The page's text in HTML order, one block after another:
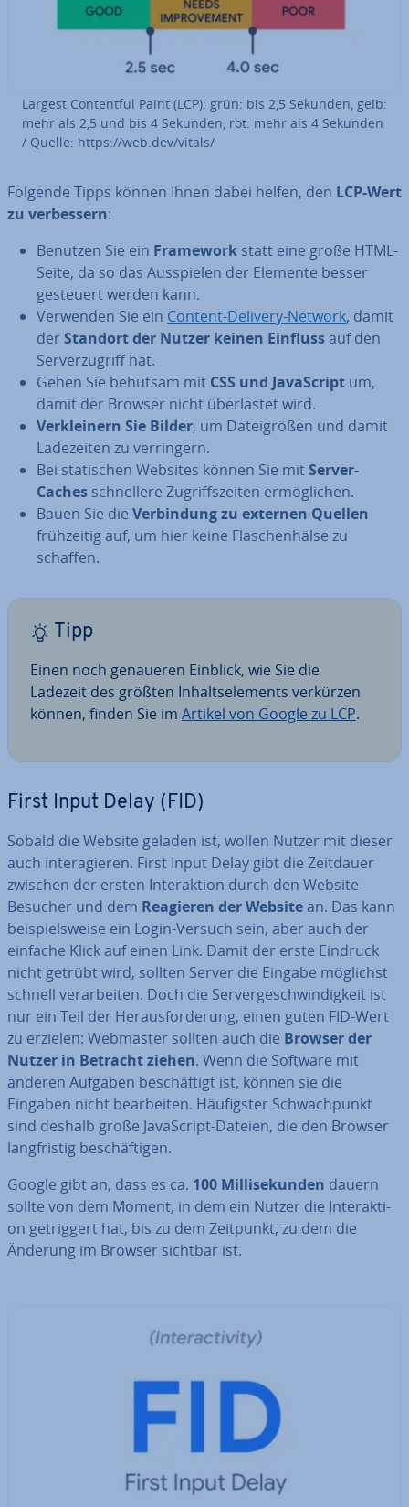
Largest Con­tentful Paint (LCP): grün: bis 2,5 Sekunden, gelb:
mehr als 2,5 und bis 4 Sekunden, rot: mehr als 4 Sekunden
/ Quelle: https://web.dev/vitals/
Folgende Tipps können Ihnen dabei helfen, den LCP-Wert
zu ver­bes­sern:
Benutzen Sie ein Framework statt eine große HTML-
Seite, da so das Aus­spie­len der Elemente besser
gesteuert werden kann.
Verwenden Sie ein Content-Delivery-Network, damit
der Standort der Nutzer keinen Einflussauf den
Ser­ver­zu­griff hat.
Gehen Sie behutsam mit CSS und Ja­va­Script um,
damit der Browser nicht über­las­tet wird.
Ver­klei­nern Sie Bilder, um Da­tei­grö­ßen und damit
La­de­zei­ten zu ver­rin­gern.
Bei sta­ti­schen Websites können Sie mitServer-
Caches schnel­le­re Zu­griffs­zei­ten er­mög­li­chen.
Bauen Sie die Ver­bin­dung zu externen Quellen
früh­zei­tig auf, um hier keine Fla­schen­häl­se zu
schaffen.
Tipp
Einen noch genaueren Einblick, wie Sie die
Ladezeit des größten In­halts­ele­ments verkürzen
können, finden Sie im Artikel von Google zu LCP.
First Input Delay (FID)
Sobald die Website geladen ist, wollen Nutzer mit dieser
auch in­ter­agie­ren. First Input Delay gibt die Zeitdauer
zwischen der ersten In­ter­ak­ti­on durch den Website-
Besucher und dem Reagieren der Websitean. Das kann
bei­spiels­wei­se ein Login-Versuch sein, aber auch der
einfache Klick auf einen Link. Damit der erste Eindruck
nicht getrübt wird, sollten Server die Eingabe möglichst
schnell ver­ar­bei­ten. Doch die Ser­ver­ge­schwin­dig­keit ist
nur ein Teil der Her­aus­for­de­rung, einen guten FID-Wert
zu erzielen: Webmaster sollten auch die Browser der
Nutzer in Betracht ziehen. Wenn die Software mit
anderen Aufgaben be­schäf­tigt ist, können sie die
Eingaben nicht be­ar­bei­ten. Häu­figs­ter Schwach­punkt
sind deshalb große Ja­va­Script-Dateien, die den Browser
lang­fris­tig be­schäf­ti­gen.
Google gibt an, dass es ca. 100 Mil­li­se­kun­den dauern
sollte von dem Moment, in dem ein Nutzer die In­ter­ak­ti­
on ge­trig­gert hat, bis zu dem Zeitpunkt, zu dem die
Änderung im Browser sichtbar ist.